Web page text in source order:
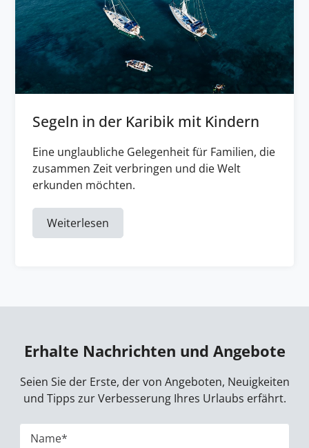
Segeln in der Karibik mit Kindern
Eine unglaubliche Gelegenheit für Familien, die
zusammen Zeit verbringen und die Welt
erkunden möchten.
Weiterlesen
Erhalte Nachrichten und Angebote
Seien Sie der Erste, der von Angeboten, Neuigkeiten
und Tipps zur Verbesserung Ihres Urlaubs erfährt.